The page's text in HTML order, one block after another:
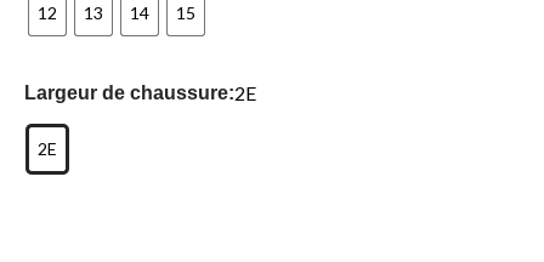
12 13 14 15
Largeur de chaussure:2E
2E